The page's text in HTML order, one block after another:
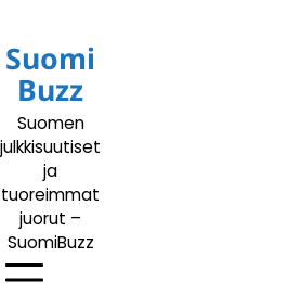
Suomi
Buzz
Suomen
julkkisuutiset
ja
tuoreimmat
juorut –
SuomiBuzz